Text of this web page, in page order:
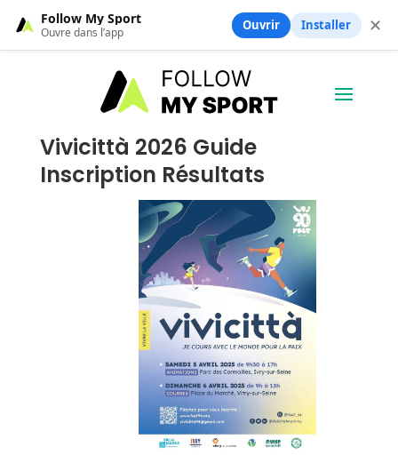
Vivicittà 2026 Guide
Inscription Résultats
Follow My Sport
Ouvre dans l’app Ouvrir Installer ✕